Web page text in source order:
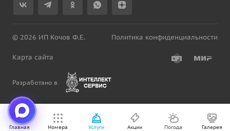
© 2026 ИП Кочов Ф.Е. Политика конфиденциальности
Карта сайта
Разработано в
Главная Номера Услуги Акции Погода Галерея